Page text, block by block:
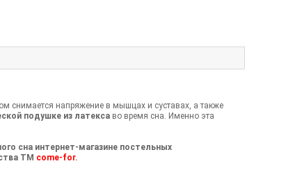
снимается напряжение в мышцах и суставах, а также
подушке из латекса во время сна. Именно эта
сна интернет-магазине постельных
ТМ come-for.